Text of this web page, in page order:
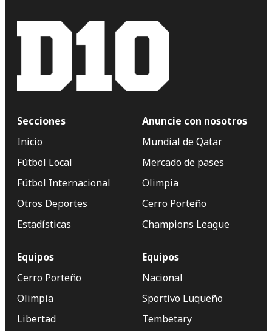
Secciones
Inicio
Fútbol Local
Fútbol Internacional
Otros Deportes
Estadísticas
Anuncie con nosotros
Mundial de Qatar
Mercado de pases
Olimpia
Cerro Porteño
Champions League
Equipos
Cerro Porteño
Olimpia
Libertad
Equipos
Nacional
Sportivo Luqueño
Tembetary